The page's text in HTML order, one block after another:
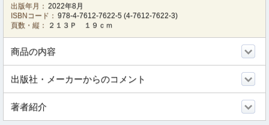
出版年月： 2022年8月
ISBNコード： 978-4-7612-7622-5 (4-7612-7622-3)
頁数・縦：
２１３Ｐ １９ｃｍ
商品の内容
出版社・メーカーからのコメント
著者紹介